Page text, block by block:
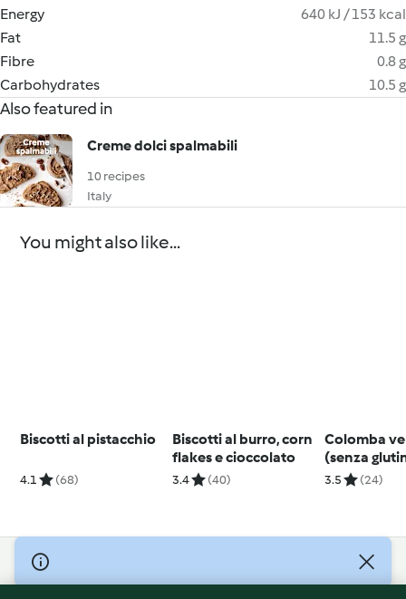
Energy
640 kJ / 153 kcal
Fat
11.5 g
Fibre
0.8 g
Carbohydrates
10.5 g
Also featured in
Creme dolci spalmabili
10 recipes
Italy
You might also like...
Biscotti al pistacchio
4.1 (68)
Biscotti al burro, corn
flakes e cioccolato
3.4 (40)
Colomba
(senza
3.5 (24)
© Copyright 2026